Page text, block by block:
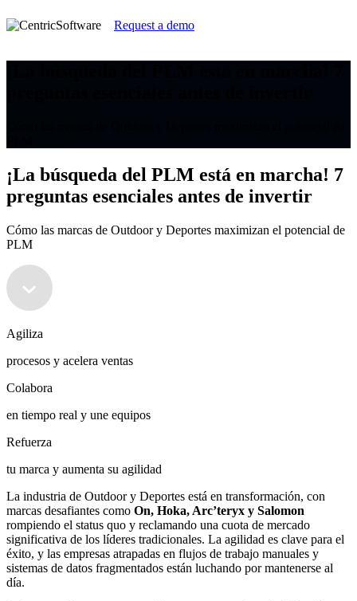
Request a demo
¡La búsqueda del PLM está en marcha! 7
preguntas esenciales antes de invertir
Cómo las marcas de Outdoor y Deportes maximizan el potencial de
PLM
Agiliza
procesos y acelera ventas
Colabora
en tiempo real y une equipos
Refuerza
tu marca y aumenta su agilidad
La industria de Outdoor y Deportes está en transformación, con
marcas desafiantes como On, Hoka, Arc’teryx y Salomon
rompiendo el status quo y reclamando una cuota de mercado
significativa de los líderes tradicionales. La agilidad es clave para el
éxito, y las empresas atrapadas en flujos de trabajo manuales y
sistemas de datos fragmentados están luchando por mantenerse al
día.